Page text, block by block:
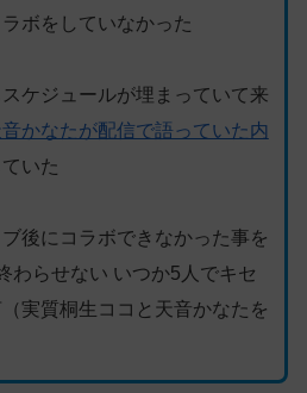
ボをしていなかった
ケジュールが埋まっていて来
音かなたが配信で語っていた内
いた
後にコラボできなかった事を
わらせない いつか5人でキセ
実質桐生ココと天音かなたを